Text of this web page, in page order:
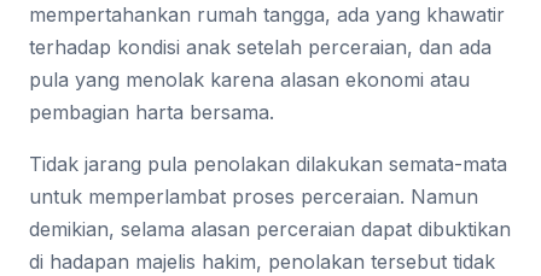
mempertahankan rumah tangga, ada yang khawatir
terhadap kondisi anak setelah perceraian, dan ada
pula yang menolak karena alasan ekonomi atau
pembagian harta bersama.
Tidak jarang pula penolakan dilakukan semata-mata
untuk memperlambat proses perceraian. Namun
demikian, selama alasan perceraian dapat dibuktikan
di hadapan majelis hakim, penolakan tersebut tidak